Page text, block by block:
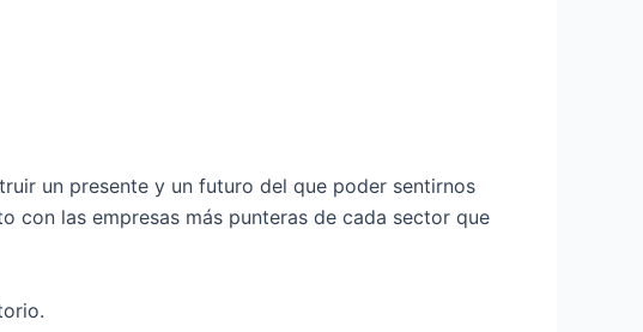
un presente y un futuro del que poder sentirnos
con las empresas más punteras de cada sector que